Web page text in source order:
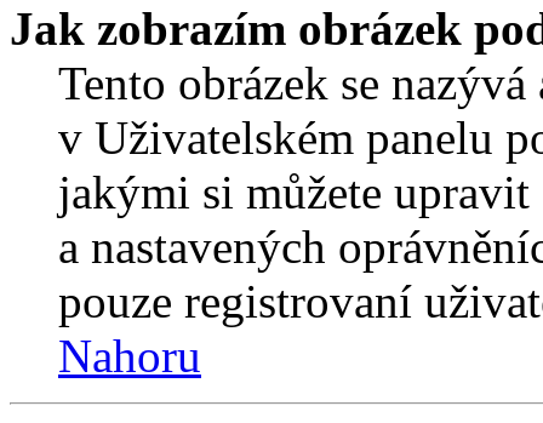
Jak zobrazím obrázek
Tento obrázek se
v Uživatelském panelu
jakými si můžete
a nastavených
pouze registrovaní
Nahoru